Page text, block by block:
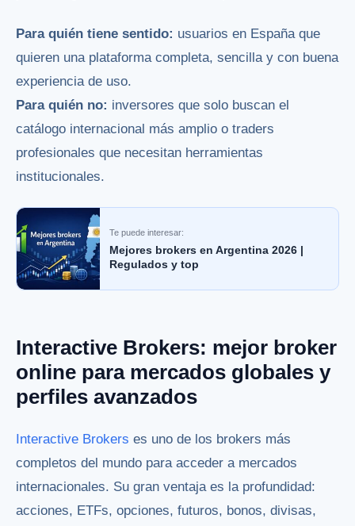
Para quién tiene sentido: usuarios en España que
quieren una plataforma completa, sencilla y con buena
experiencia de uso.
Para quién no: inversores que solo buscan el
catálogo internacional más amplio o traders
profesionales que necesitan herramientas
institucionales.
Te puede interesar:
Mejores brokers en Argentina 2026 |
Regulados y top
Interactive Brokers: mejor broker
online para mercados globales y
perfiles avanzados
Interactive Brokers es uno de los brokers más
completos del mundo para acceder a mercados
internacionales. Su gran ventaja es la profundidad:
acciones, ETFs, opciones, futuros, bonos, divisas,